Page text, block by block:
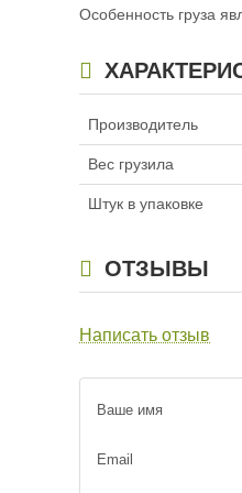
Особенность груза
Производитель
Вес грузила
Штук в упаковке
ОТЗЫВЫ
Написать отзыв
Ваше имя
Email